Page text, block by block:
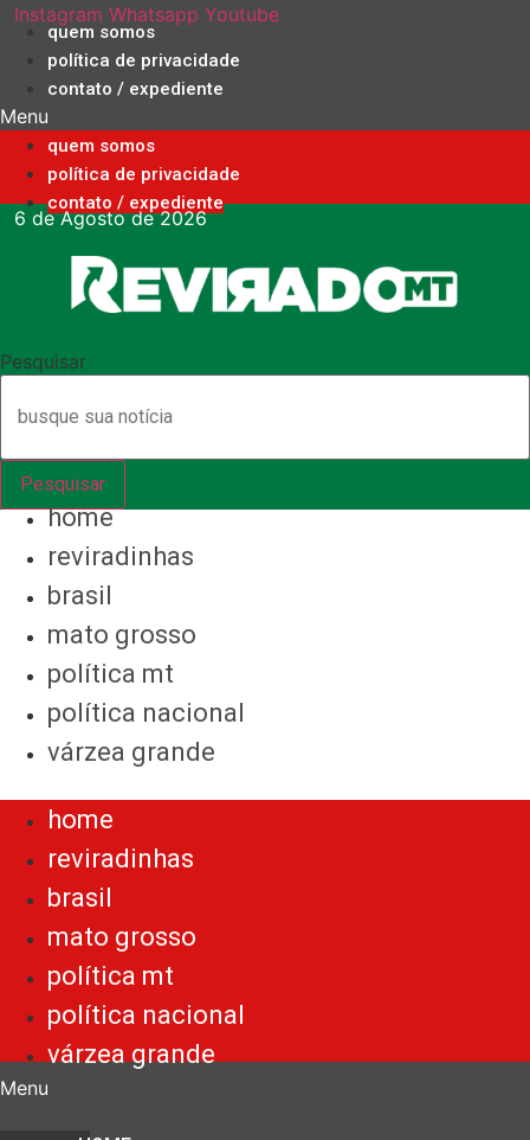
conteúdo
Instagram Whatsapp Youtube
quem somos
política de privacidade
contato / expediente
Menu
quem somos
política de privacidade
contato / expediente
6 de Agosto de 2026
Pesquisar
Pesquisar
home
reviradinhas
brasil
mato grosso
política mt
política nacional
várzea grande
home
reviradinhas
brasil
mato grosso
política mt
política nacional
várzea grande
Menu